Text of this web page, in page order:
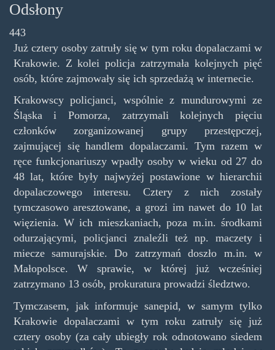
Odsłony
443
Już cztery osoby zatruły się w tym roku dopalaczami w
Krakowie. Z kolei policja zatrzymała kolejnych pięć
osób, które zajmowały się ich sprzedażą w internecie.
Krakowscy policjanci, wspólnie z mundurowymi ze
Śląska i Pomorza, zatrzymali kolejnych pięciu
członków zorganizowanej grupy przestępczej,
zajmującej się handlem dopalaczami. Tym razem w
ręce funkcjonariuszy wpadły osoby w wieku od 27 do
48 lat, które były najwyżej postawione w hierarchii
dopalaczowego interesu. Cztery z nich zostały
tymczasowo aresztowane, a grozi im nawet do 10 lat
więzienia. W ich mieszkaniach, poza m.in. środkami
odurzającymi, policjanci znaleźli też np. maczety i
miecze samurajskie. Do zatrzymań doszło m.in. w
Małopolsce. W sprawie, w której już wcześniej
zatrzymano 13 osób, prokuratura prowadzi śledztwo.
Tymczasem, jak informuje sanepid, w samym tylko
Krakowie dopalaczami w tym roku zatruły się już
cztery osoby (za cały ubiegły rok odnotowano siedem